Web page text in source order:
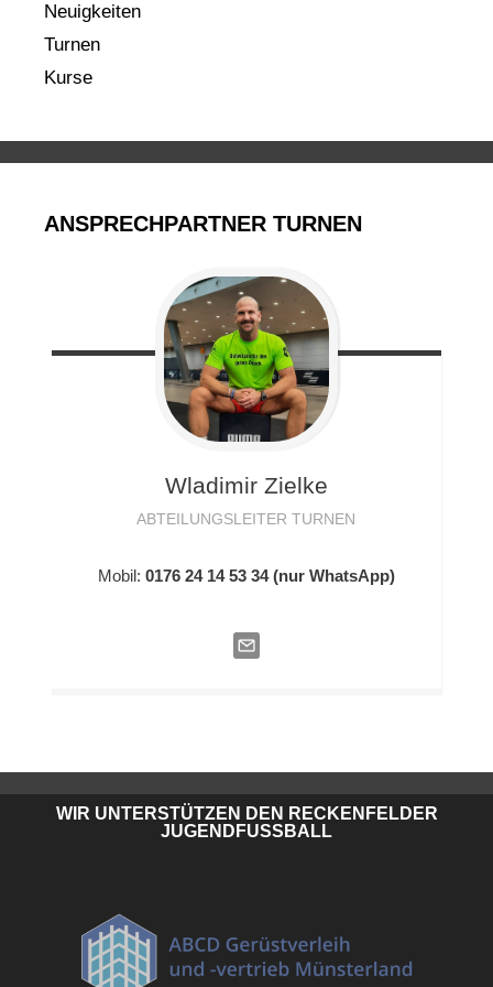
Neuigkeiten
Turnen
Kurse
ANSPRECHPARTNER TURNEN
Wladimir Zielke
ABTEILUNGSLEITER TURNEN
Mobil: 0176 24 14 53 34 (nur WhatsApp)
WIR UNTERSTÜTZEN DEN RECKENFELDER
JUGENDFUSSBALL